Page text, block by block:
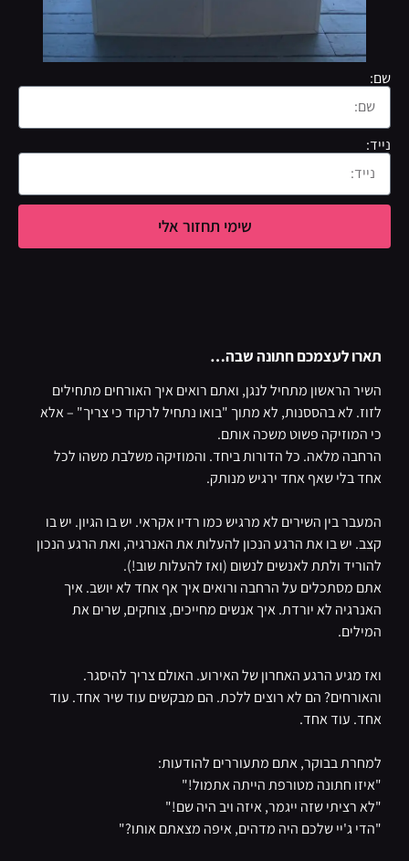
שם:
נייד:
שימי תחזור אלי
תארו לעצמכם חתונה שבה…
השיר הראשון מתחיל לנגן, ואתם רואים איך האורחים מתחילים
לזוז. לא בהססנות, לא מתוך "בואו נתחיל לרקוד כי צריך" – אלא
כי המוזיקה פשוט משכה אותם.
הרחבה מלאה. כל הדורות ביחד. והמוזיקה משלבת משהו לכל
אחד בלי שאף אחד ירגיש מנותק.
המעבר בין השירים לא מרגיש כמו רדיו אקראי. יש בו הגיון. יש בו
קצב. יש בו את הרגע הנכון להעלות את האנרגיה, ואת הרגע הנכון
להוריד ולתת לאנשים לנשום (ואז להעלות שוב!).
אתם מסתכלים על הרחבה ורואים איך אף אחד לא יושב. איך
האנרגיה לא יורדת. איך אנשים מחייכים, צוחקים, שרים את
המילים.
ואז מגיע הרגע האחרון של האירוע. האולם צריך להיסגר.
והאורחים? הם לא רוצים ללכת. הם מבקשים עוד שיר אחד. עוד
אחד. עוד אחד.
למחרת בבוקר, אתם מתעוררים להודעות:
"איזו חתונה מטורפת הייתה אתמול!"
"לא רציתי שזה ייגמר, איזה ויב היה שם!"
"הדי ג'יי שלכם היה מדהים, איפה מצאתם אותו?"